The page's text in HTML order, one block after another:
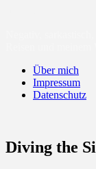
Über mich
Impressum
Datenschutz
Diving the